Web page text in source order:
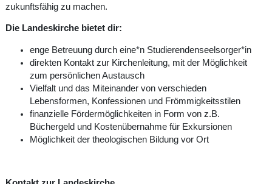
zukunftsfähig zu machen.
Die Landeskirche bietet dir:
enge Betreuung durch eine*n Studierendenseelsorger*in
direkten Kontakt zur Kirchenleitung, mit der Möglichkeit
zum persönlichen Austausch
Vielfalt und das Miteinander von verschieden
Lebensformen, Konfessionen und Frömmigkeitsstilen
finanzielle Fördermöglichkeiten in Form von z.B.
Büchergeld und Kostenübernahme für Exkursionen
Möglichkeit der theologischen Bildung vor Ort